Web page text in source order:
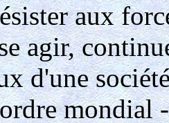
aux
agir,
d'une
mondial